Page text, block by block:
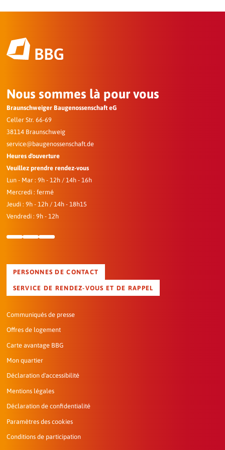
Nous sommes là pour vous
Braunschweiger Baugenossenschaft eG
Celler Str. 66-69
38114 Braunschweig
service@baugenossenschaft.de
Heures d'ouverture
Veuillez prendre rendez-vous
Lun - Mar : 9h - 12h / 14h - 16h
Mercredi : fermé
Jeudi : 9h - 12h / 14h - 18h15
Vendredi : 9h - 12h
PERSONNES DE CONTACT
SERVICE DE RENDEZ-VOUS ET DE RAPPEL
Communiqués de presse
Offres de logement
Carte avantage BBG
Mon quartier
Déclaration d'accessibilité
Mentions légales
Déclaration de confidentialité
Paramètres des cookies
Conditions de participation